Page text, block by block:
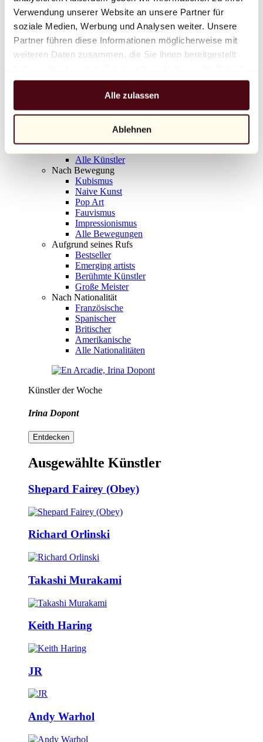
Verwendung unserer Website an unsere Partner für
soziale Medien, Werbung und Analysen weiter. Unsere
Partner führen diese Informationen möglicherweise mit
weiteren Daten zusammen, die Sie ihnen bereitgestellt
gesammelt haben.
Alle zulassen
Ablehnen
Balloon Dog (Orange)
Jeff Koons
10.000 €
Entdecken
Alle Bildhauer
Alle Fotografen
Alle Künstler
Nach Bewegung
Kubismus
Naive Kunst
Pop Art
Fauvismus
Impressionismus
Alle Bewegungen
Aufgrund seines Rufs
Bestseller
Emerging artists
Berühmte Künstler
Große Meister
Nach Nationalität
Französische
Spanischer
Britischer
Amerikanische
Alle Nationalitäten
Künstler der Woche
Irina Dopont
Entdecken
Ausgewählte Künstler
Shepard Fairey (Obey)
Richard Orlinski
Takashi Murakami
Keith Haring
JR
Andy Warhol